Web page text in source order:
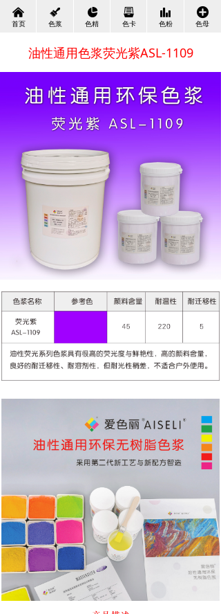
낀
首页
뀢
色浆
넗
色精
뀣
色卡
뀲
色粉
끴
色母
油性通用色浆荧光紫ASL-1109